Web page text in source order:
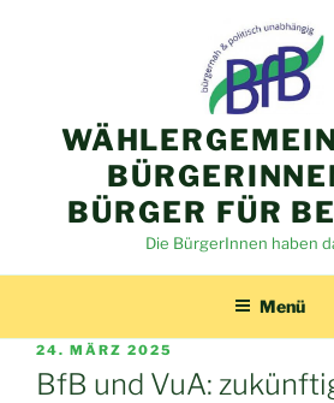
BÜRGER FÜR
Die BürgerInnen haben
Menü
VERÖFFENTLICHT
AM
24. MÄRZ 2025
BfB und VuA: